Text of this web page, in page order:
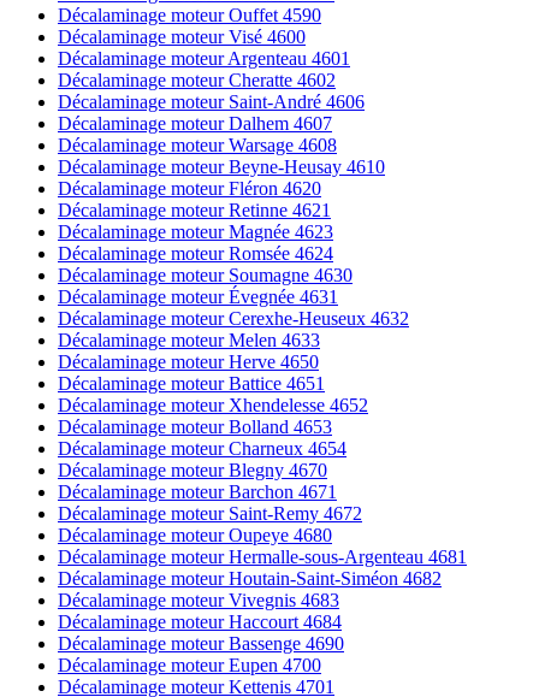
Décalaminage moteur Ouffet 4590
Décalaminage moteur Visé 4600
Décalaminage moteur Argenteau 4601
Décalaminage moteur Cheratte 4602
Décalaminage moteur Saint-André 4606
Décalaminage moteur Dalhem 4607
Décalaminage moteur Warsage 4608
Décalaminage moteur Beyne-Heusay 4610
Décalaminage moteur Fléron 4620
Décalaminage moteur Retinne 4621
Décalaminage moteur Magnée 4623
Décalaminage moteur Romsée 4624
Décalaminage moteur Soumagne 4630
Décalaminage moteur Évegnée 4631
Décalaminage moteur Cerexhe-Heuseux 4632
Décalaminage moteur Melen 4633
Décalaminage moteur Herve 4650
Décalaminage moteur Battice 4651
Décalaminage moteur Xhendelesse 4652
Décalaminage moteur Bolland 4653
Décalaminage moteur Charneux 4654
Décalaminage moteur Blegny 4670
Décalaminage moteur Barchon 4671
Décalaminage moteur Saint-Remy 4672
Décalaminage moteur Oupeye 4680
Décalaminage moteur Hermalle-sous-Argenteau 4681
Décalaminage moteur Houtain-Saint-Siméon 4682
Décalaminage moteur Vivegnis 4683
Décalaminage moteur Haccourt 4684
Décalaminage moteur Bassenge 4690
Décalaminage moteur Eupen 4700
Décalaminage moteur Kettenis 4701